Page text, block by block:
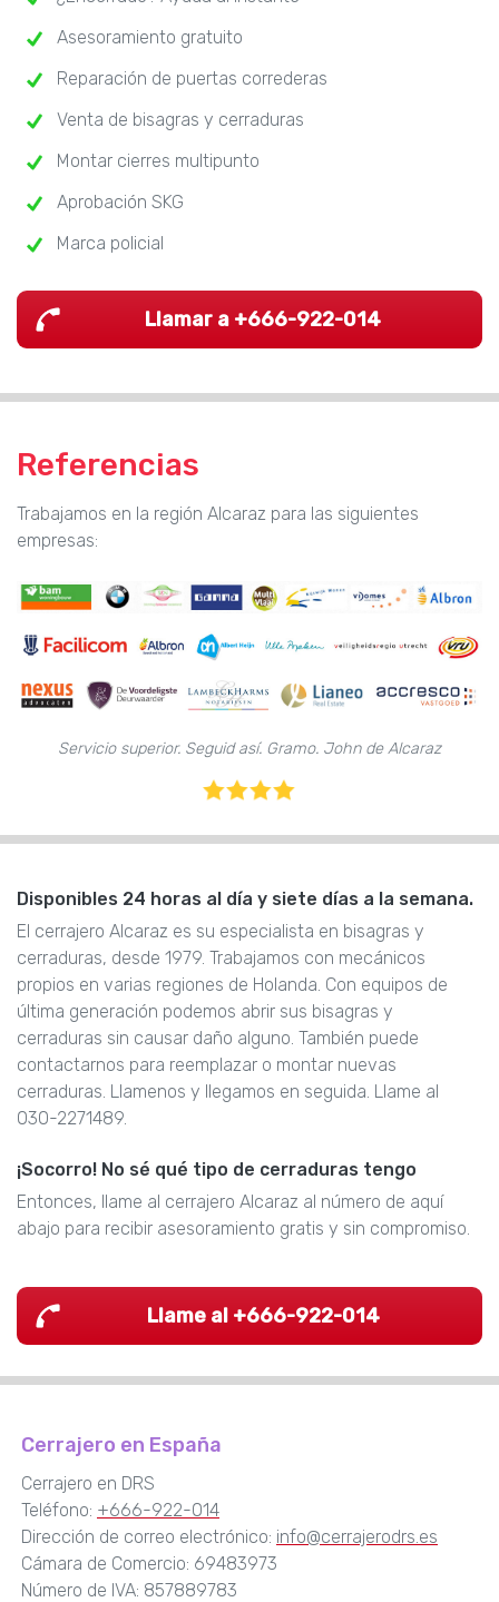
Asesoramiento gratuito
Reparación de puertas correderas
Venta de bisagras y cerraduras
Montar cierres multipunto
Aprobación SKG
Marca policial
Llamar a +666-922-014
Referencias
Trabajamos en la región Alcaraz para las siguientes
empresas:
Servicio superior. Seguid así. Gramo. John de Alcaraz
Disponibles 24 horas al día y siete días a la semana.
El cerrajero Alcaraz es su especialista en bisagras y
cerraduras, desde 1979. Trabajamos con mecánicos
propios en varias regiones de Holanda. Con equipos de
última generación podemos abrir sus bisagras y
cerraduras sin causar daño alguno. También puede
contactarnos para reemplazar o montar nuevas
cerraduras. Llamenos y llegamos en seguida. Llame al
030-2271489.
¡Socorro! No sé qué tipo de cerraduras tengo
Entonces, llame al cerrajero Alcaraz al número de aquí
abajo para recibir asesoramiento gratis y sin compromiso.
Llame al +666-922-014
Cerrajero en España
Cerrajero en DRS
Teléfono: +666-922-014
Dirección de correo electrónico: info@cerrajerodrs.es
Cámara de Comercio: 69483973
Número de IVA: 857889783